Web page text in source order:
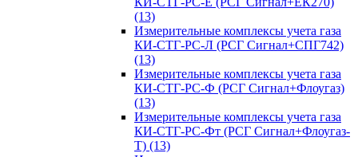
(13)
Измерительные комплексы учета газа
КИ-СТГ-РС-Л (РСГ Сигнал+СПГ742)
(13)
Измерительные комплексы учета газа
КИ-СТГ-РС-Ф (РСГ Сигнал+Флоугаз)
(13)
Измерительные комплексы учета газа
КИ-СТГ-РС-Фт (РСГ Сигнал+Флоугаз-
Т) (13)